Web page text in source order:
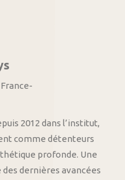
2012 dans l’institut,
comme détenteurs
profonde. Une
dernières avancées